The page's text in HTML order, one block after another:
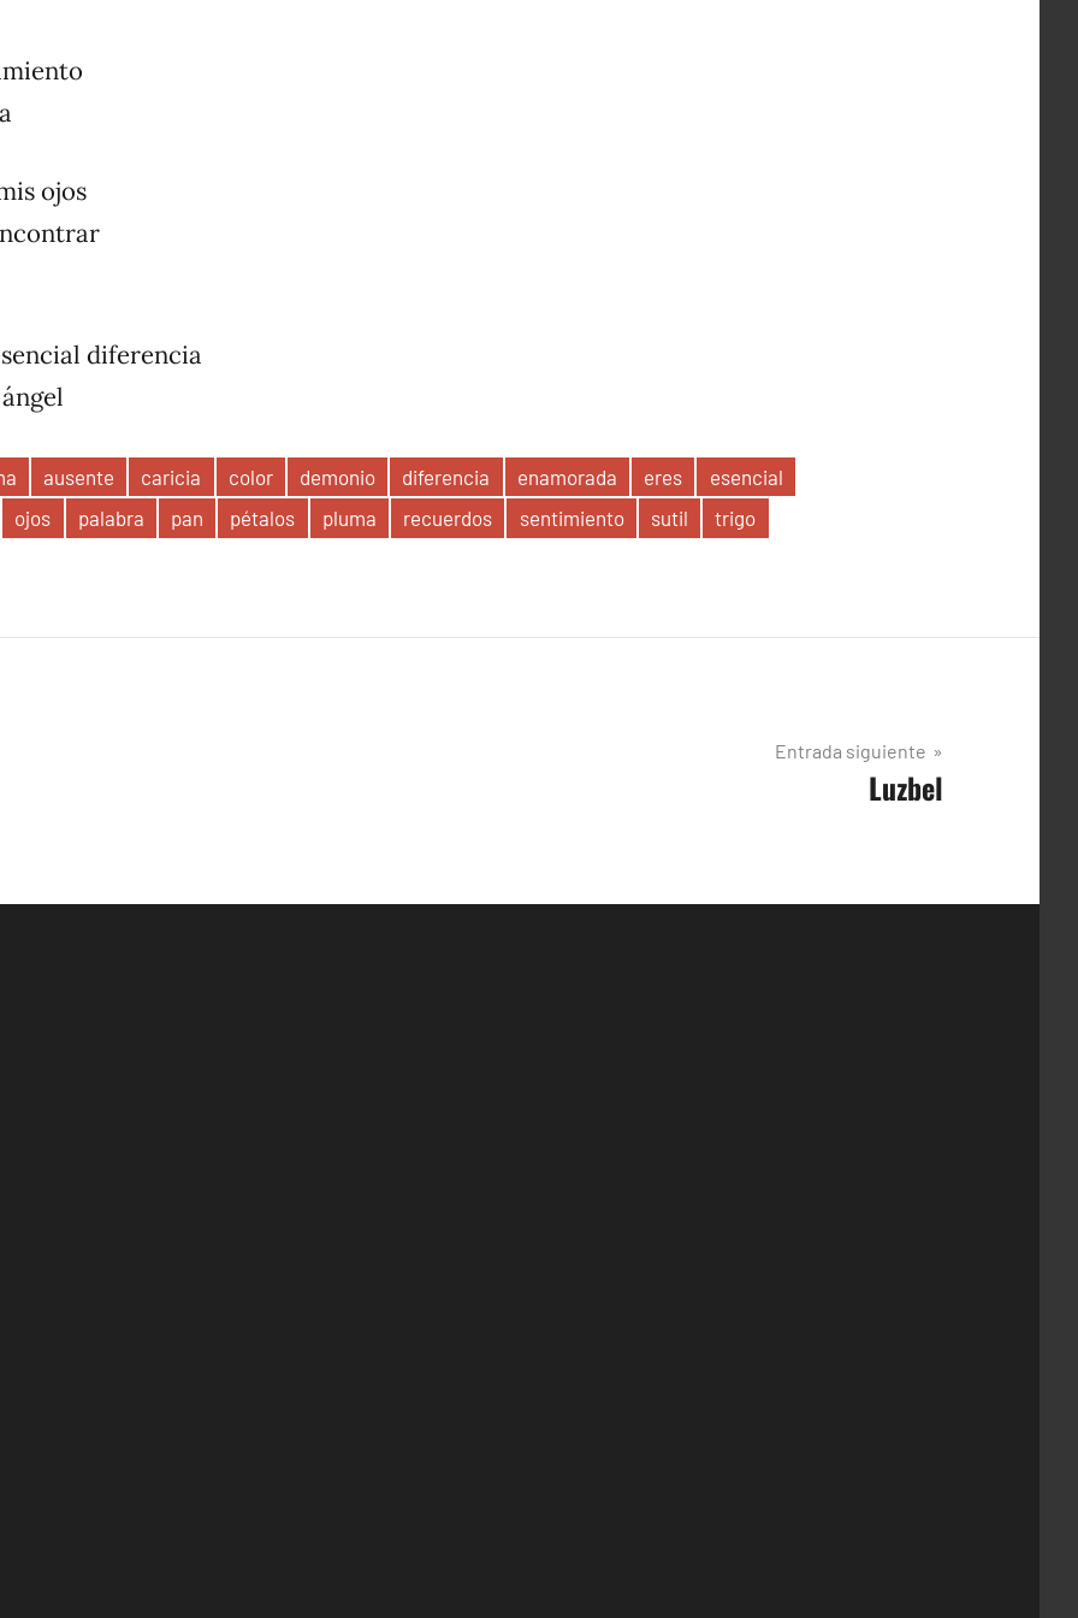
ojos
diferencia
ausente caricia color demonio diferencia enamorada eres
esencial
ojos palabra pan pétalos pluma recuerdos sentimiento sutil trigo
Entrada siguiente
Luzbel